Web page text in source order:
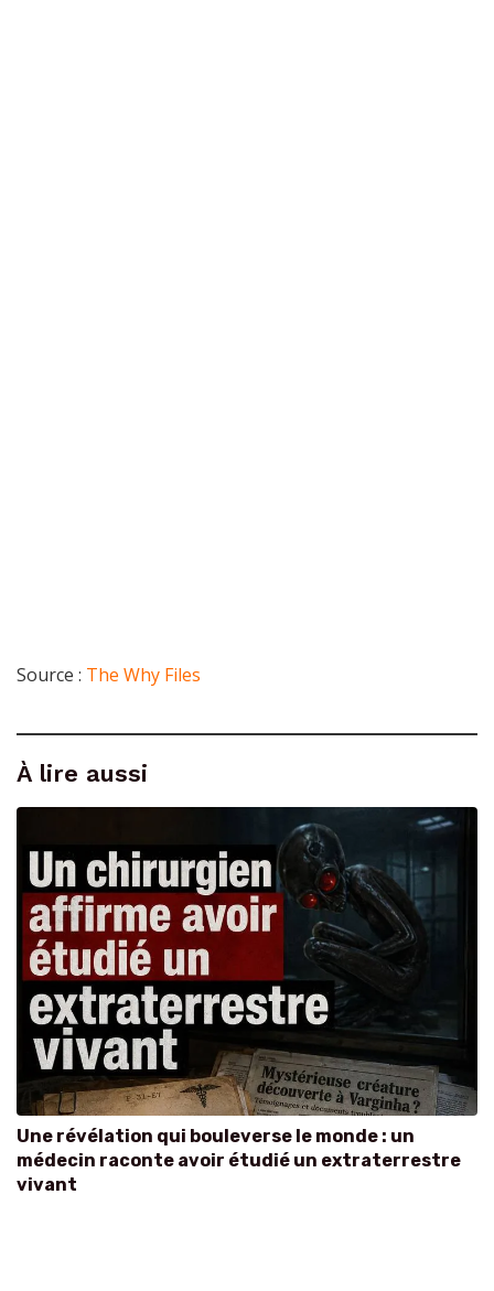
Source : The Why Files
À lire aussi
Une révélation qui bouleverse le monde : un
médecin raconte avoir étudié un extraterrestre
vivant